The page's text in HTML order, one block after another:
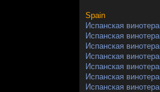
Spain
Испанская
Испанская
Испанская
Испанская
Испанская
Испанская
Испанская